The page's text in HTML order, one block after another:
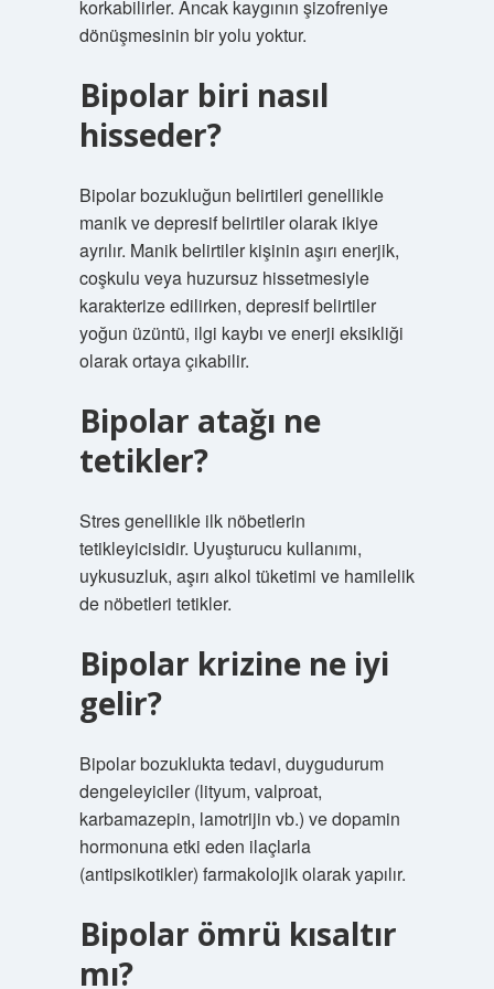
korkabilirler. Ancak kaygının şizofreniye
dönüşmesinin bir yolu yoktur.
Bipolar biri nasıl
hisseder?
Bipolar bozukluğun belirtileri genellikle
manik ve depresif belirtiler olarak ikiye
ayrılır. Manik belirtiler kişinin aşırı enerjik,
coşkulu veya huzursuz hissetmesiyle
karakterize edilirken, depresif belirtiler
yoğun üzüntü, ilgi kaybı ve enerji eksikliği
olarak ortaya çıkabilir.
Bipolar atağı ne
tetikler?
Stres genellikle ilk nöbetlerin
tetikleyicisidir. Uyuşturucu kullanımı,
uykusuzluk, aşırı alkol tüketimi ve hamilelik
de nöbetleri tetikler.
Bipolar krizine ne iyi
gelir?
Bipolar bozuklukta tedavi, duygudurum
dengeleyiciler (lityum, valproat,
karbamazepin, lamotrijin vb.) ve dopamin
hormonuna etki eden ilaçlarla
(antipsikotikler) farmakolojik olarak yapılır.
Bipolar ömrü kısaltır
mı?